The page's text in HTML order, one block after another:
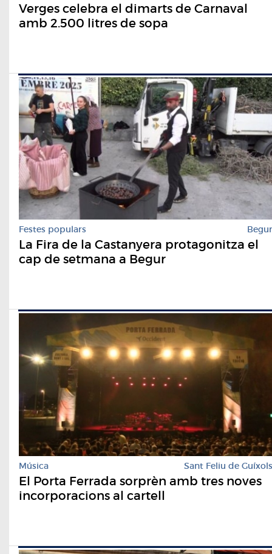
Verges celebra el dimarts de Carnaval
amb 2.500 litres de sopa
Festes populars Begur
La Fira de la Castanyera protagonitza el
cap de setmana a Begur
Música Sant Feliu de Guíxols
El Porta Ferrada sorprèn amb tres noves
incorporacions al cartell